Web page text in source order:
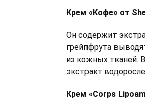
Крем «Кофе» от
Он содержит
грейпфрута
из кожных тканей.
экстракт
Крем «Corps